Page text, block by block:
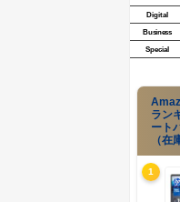
Digital
Business
Special
ラン
ート
（在
1